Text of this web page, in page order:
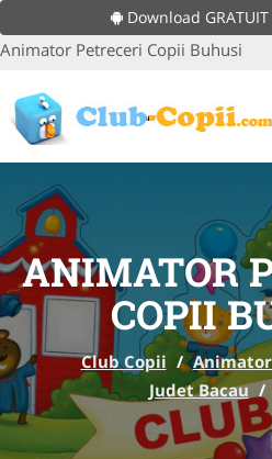
Download
Animator Petreceri Copii Buhusi
ANIMATOR
COPII
Club Copii /
Judet Bacau /